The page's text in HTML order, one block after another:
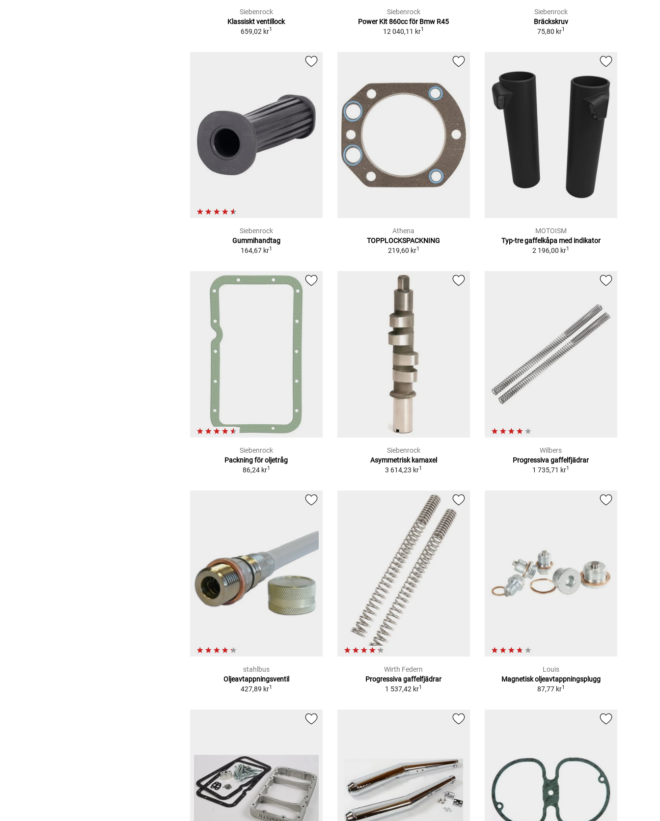
Siebenrock
Klassiskt ventillock
659,02 kr1
Siebenrock
Power Kit 860cc för Bmw R45
12 040,11 kr1
Siebenrock
Bräckskruv
75,80 kr1
Siebenrock
Gummihandtag
164,67 kr1
Athena
TOPPLOCKSPACKNING
219,60 kr1
MOTOISM
Typ-tre gaffelkåpa med indikator
2 196,00 kr1
Siebenrock
Packning för oljetråg
86,24 kr1
Siebenrock
Asymmetrisk kamaxel
3 614,23 kr1
Wilbers
Progressiva gaffelfjädrar
1 735,71 kr1
stahlbus
Oljeavtappningsventil
427,89 kr1
Wirth Federn
Progressiva gaffelfjädrar
1 537,42 kr1
Louis
Magnetisk oljeavtappningsplugg
87,77 kr1